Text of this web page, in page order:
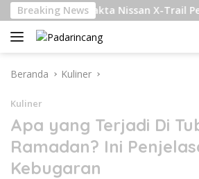
Langsung
ke
konten
Breaking News
6 Fakta Nissan X-Trail Pesaing
Beranda Kuliner
Kuliner
Apa yang Terjadi Di
Ramadan? Ini
Kebugaran